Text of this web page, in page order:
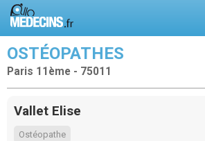
OSTÉOPATHES
Paris 11ème - 75011
Vallet Elise
Ostéopathe